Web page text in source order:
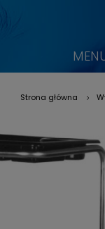
Strona główna